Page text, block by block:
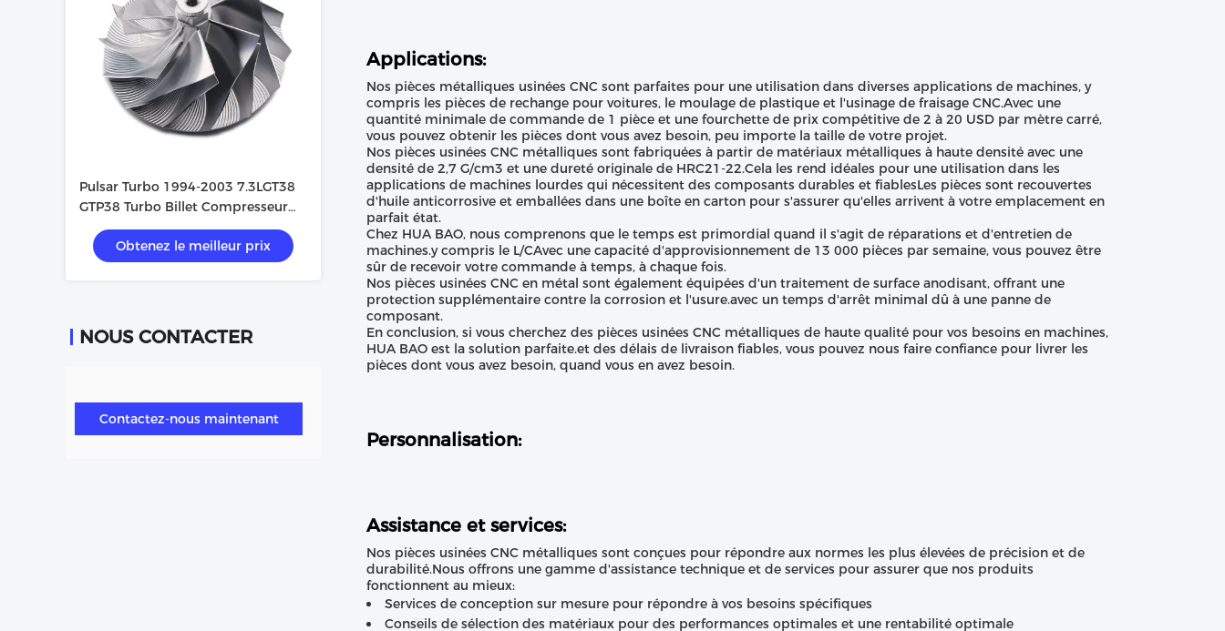
Pulsar Turbo 1994-2003 7.3LGT38
GTP38 Turbo Billet Compresseur
roue
Obtenez le meilleur prix
NOUS CONTACTER
Contactez-nous maintenant
Applications:
Nos pièces métalliques usinées CNC sont parfaites pour une utilisation dans diverses applications de machines, y
compris les pièces de rechange pour voitures, le moulage de plastique et l'usinage de fraisage CNC.Avec une
quantité minimale de commande de 1 pièce et une fourchette de prix compétitive de 2 à 20 USD par mètre carré,
vous pouvez obtenir les pièces dont vous avez besoin, peu importe la taille de votre projet.
Nos pièces usinées CNC métalliques sont fabriquées à partir de matériaux métalliques à haute densité avec une
densité de 2,7 G/cm3 et une dureté originale de HRC21-22.Cela les rend idéales pour une utilisation dans les
applications de machines lourdes qui nécessitent des composants durables et fiablesLes pièces sont recouvertes
d'huile anticorrosive et emballées dans une boîte en carton pour s'assurer qu'elles arrivent à votre emplacement en
parfait état.
Chez HUA BAO, nous comprenons que le temps est primordial quand il s'agit de réparations et d'entretien de
machines.y compris le L/CAvec une capacité d'approvisionnement de 13 000 pièces par semaine, vous pouvez être
sûr de recevoir votre commande à temps, à chaque fois.
Nos pièces usinées CNC en métal sont également équipées d'un traitement de surface anodisant, offrant une
protection supplémentaire contre la corrosion et l'usure.avec un temps d'arrêt minimal dû à une panne de
composant.
En conclusion, si vous cherchez des pièces usinées CNC métalliques de haute qualité pour vos besoins en machines,
HUA BAO est la solution parfaite.et des délais de livraison fiables, vous pouvez nous faire confiance pour livrer les
pièces dont vous avez besoin, quand vous en avez besoin.
Personnalisation:
Assistance et services:
Nos pièces usinées CNC métalliques sont conçues pour répondre aux normes les plus élevées de précision et de
durabilité.Nous offrons une gamme d'assistance technique et de services pour assurer que nos produits
fonctionnent au mieux:
Services de conception sur mesure pour répondre à vos besoins spécifiques
Conseils de sélection des matériaux pour des performances optimales et une rentabilité optimale